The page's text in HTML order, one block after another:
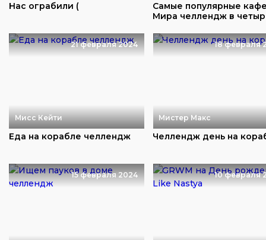
Нас ограбили (
Самые популярные
Мира челлендж в
21 февраля 2024
Мисс Кейти
Еда на корабле челлендж
18 февраля
Мистер Макс
Челлендж день на
15 февраля 2024 10 февраля